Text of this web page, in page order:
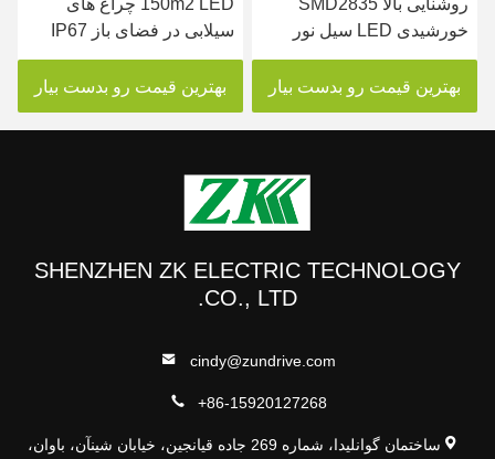
روشنایی بالا SMD2835
خورشیدی LED سیل نور
40W بدنه آلومینیومی صرفه
جویی در انرژی
بهترین قیمت رو بدست بیار
150m2 LED چراغ های
سیلابی در فضای باز IP67
مواد آلومینیومی ضد آب
بهترین قیمت رو بدست بیار
SHENZHEN ZK ELECTRIC TECHNOLOGY
CO., LTD.
cindy@zundrive.com
+86-15920127268
ساختمان گوانلیدا، شماره 269 جاده قیانجین، خیابان شینآن، باوان،